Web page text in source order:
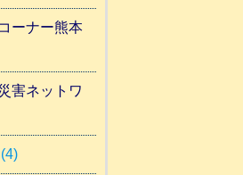
ーナー熊本
害ネットワ
(4)